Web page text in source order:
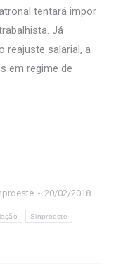
tentará impor
Já
reajuste salarial, a
em regime de
20/02/2018
Sinproeste